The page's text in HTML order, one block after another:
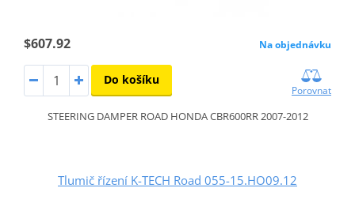
$607.92 Na objednávku
Do košíku
Porovnat
STEERING DAMPER ROAD HONDA CBR600RR 2007-2012
Tlumič řízení K-TECH Road 055-15.HO09.12